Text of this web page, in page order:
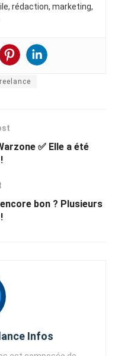
rédaction, marketing,
✅ Elle a été
bon ? Plusieurs
Infos